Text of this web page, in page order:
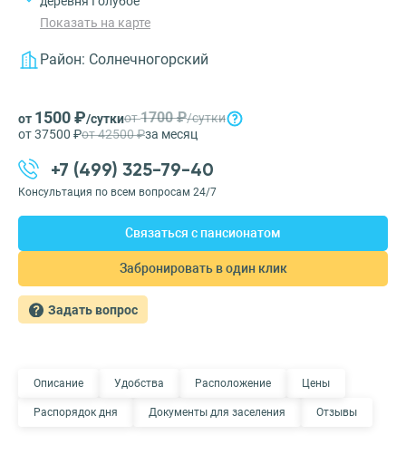
Показать на карте
Район: Солнечногорский
от 1500 ₽/суткиот1700 ₽/сутки
от 37500 ₽от 42500 ₽за месяц
+7 (499) 325-79-40
Консультация по всем вопросам 24/7
Связаться с пансионатом
Забронировать в один клик
Задать вопрос
Описание Удобства Расположение Цены
Распорядок дня Документы для заселения Отзывы